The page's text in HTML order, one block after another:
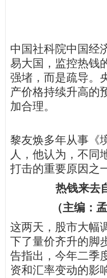
中国社科院中国经
易大国，监控热钱
强堵，而是疏导。
产价格持续升高的
加合理。
黎友焕多年从事《
人，他认为，不同
打击的重要原因之
热钱来去
（主编
这两天，股市大幅
下了量价齐升的脚
告指出，今年二季
资和汇率变动的影